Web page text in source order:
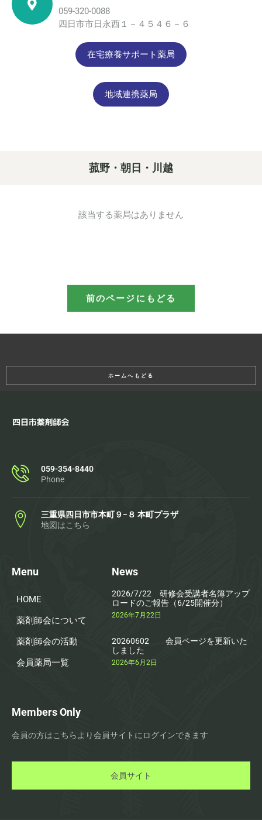
059-320-0088
四日市市日永西１－４５４６－６
在宅療養サポート薬局
地域連携薬局
菰野・朝日・川越
該当する薬局はありません
前のページにもどる
ホームへもどる
059-354-8440
Phone
三重県四日市市本町９−８ 本町プラザ
地図はこちら
Menu
HOME
薬剤師会について
薬剤師会の活動
会員薬局一覧
News
2026/7/22 研修会受講者名簿アップ
ロードのご報告（6/25開催分）
2026年7月22日
20260602 会員ページを更新いた
しました
2026年6月2日
Members Only
会員の方はこちらより会員サイトにログインできます
会員サイト